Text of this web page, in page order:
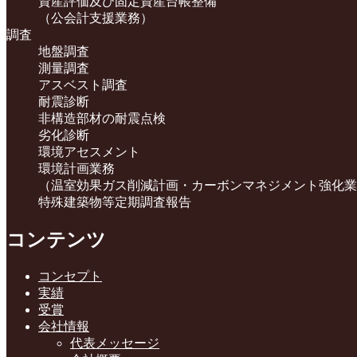
（公会計支援業務）
調査
地盤調査
測量調査
アスベスト調査
耐震診断
非構造部材の耐震点検
劣化診断
環境アセスメント
環境計画業務
（温室効果ガス削減計画・カーボンマネジメント強化
特殊建築物等定期調査報告
コンテンツ
コンセプト
実績
受賞
会社情報
代表メッセージ